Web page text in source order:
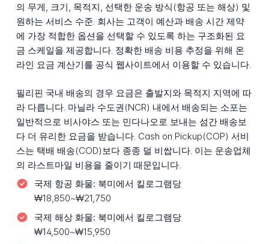
의 무게, 크기, 목적지, 선택한 운송 방식(항공 또는 해상) 및
원하는 서비스 수준. 회사는 고객이 예산과 배송 시간 제약
에 가장 적합한 옵션을 선택할 수 있도록 하는 구조화된 요
금 스케일을 제공합니다. 정확한 배송 비용 추정을 위해 온
라인 요금 계산기를 공식 웹사이트에서 이용할 수 있습니다.
필리핀 국내 배송의 경우 요금은 출발지와 목적지 지역에 따
라 다릅니다. 마닐라 수도권(NCR) 내에서 배송되는 소포는
일반적으로 비사야스 또는 민다나오로 보내는 섬간 배송보
다 더 유리한 요금을 받습니다. Cash on Pickup(COP) 서비
스는 택배 배송(COD)보다 종종 덜 비쌉니다. 이는 운송업체
의 라스트마일 비용을 줄이기 때문입니다.
국제 항공 화물: 북미에서 킬로그램당
₩18,850~₩21,750
국제 해상 화물: 북미에서 킬로그램당
₩14,500~₩15,950